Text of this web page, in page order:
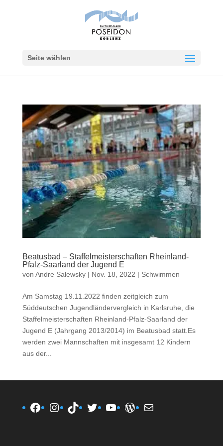
Seite wählen
Beatusbad – Staffelmeisterschaften Rheinland-
Pfalz-Saarland der Jugend E
von Andre Salewsky| Nov. 18, 2022 | Schwimmen
Am Samstag 19.11.2022 finden zeitgleich zum
Süddeutschen Jugendländervergleich in Karlsruhe, die
Staffelmeisterschaften Rheinland-Pfalz-Saarland der
Jugend E (Jahrgang 2013/2014) im Beatusbad statt.Es
werden zwei Mannschaften mit insgesamt 12 Kindern
aus der...
Facebook
Instagram
TikTokTwitterYouTube
WordPress
E-Mail